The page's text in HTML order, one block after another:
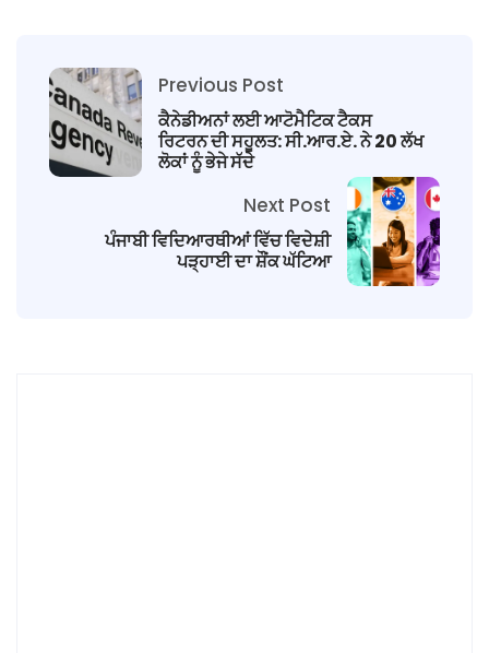
Previous Post
ਕੈਨੇਡੀਅਨਾਂ ਲਈ ਆਟੋਮੈਟਿਕ ਟੈਕਸ
ਰਿਟਰਨ ਦੀ ਸਹੂਲਤ: ਸੀ.ਆਰ.ਏ. ਨੇ 20 ਲੱਖ
ਲੋਕਾਂ ਨੂੰ ਭੇਜੇ ਸੱਦੇ
Next Post
ਪੰਜਾਬੀ ਵਿਦਿਆਰਥੀਆਂ ਵਿੱਚ ਵਿਦੇਸ਼ੀ
ਪੜ੍ਹਾਈ ਦਾ ਸ਼ੌਂਕ ਘੱਟਿਆ